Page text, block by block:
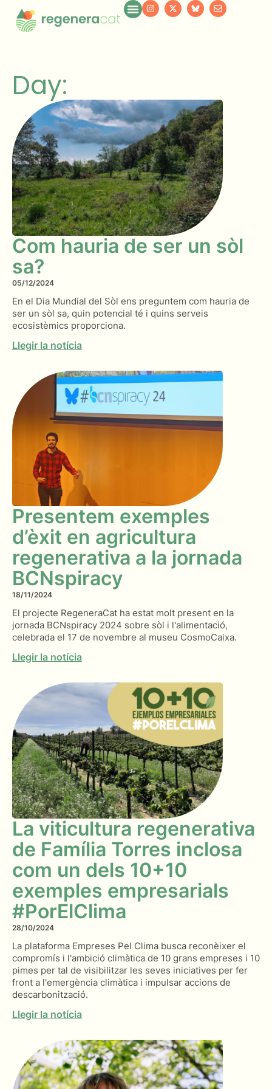
Day:
Com hauria de ser un sòl
sa?
05/12/2024
En el Dia Mundial del Sòl ens preguntem com hauria de
ser un sòl sa, quin potencial té i quins serveis
ecosistèmics proporciona.
Llegir la notícia
Presentem exemples
d’èxit en agricultura
regenerativa a la jornada
BCNspiracy
18/11/2024
El projecte RegeneraCat ha estat molt present en la
jornada BCNspiracy 2024 sobre sòl i l'alimentació,
celebrada el 17 de novembre al museu CosmoCaixa.
Llegir la notícia
La viticultura regenerativa
de Família Torres inclosa
com un dels 10+10
exemples empresarials
#PorElClima
28/10/2024
La plataforma Empreses Pel Clima busca reconèixer el
compromís i l'ambició climàtica de 10 grans empreses i 10
pimes per tal de visibilitzar les seves iniciatives per fer
front a l'emergència climàtica i impulsar accions de
descarbonització.
Llegir la notícia